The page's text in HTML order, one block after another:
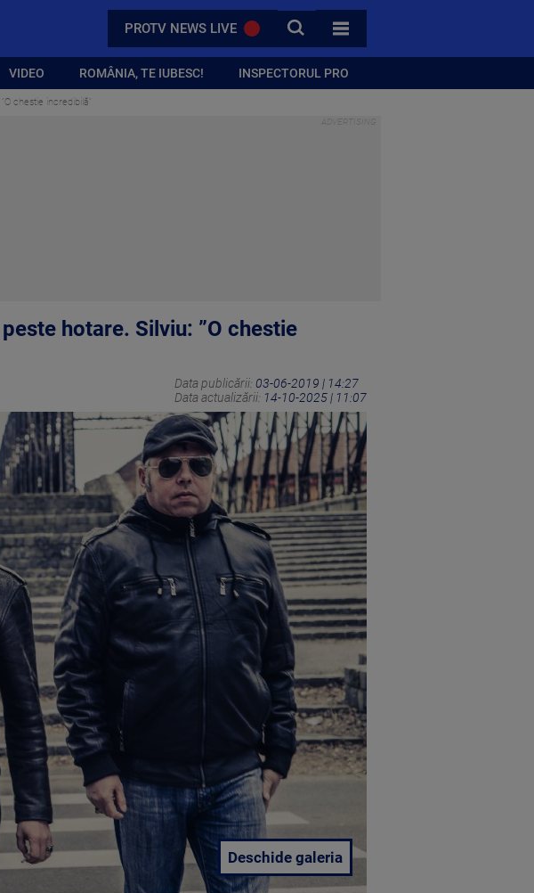
PROTV NEWS LIVE CAUTA
TOATE CATEGORIILE
VIDEO ROMÂNIA, TE IUBESC! INSPECTORUL PRO
chestie incredibilă”
hotare. Silviu: ”O chestie
Data publicării: 03-06-2019 | 14:27
Data actualizării: 14-10-2025 | 11:07
Deschide galeria